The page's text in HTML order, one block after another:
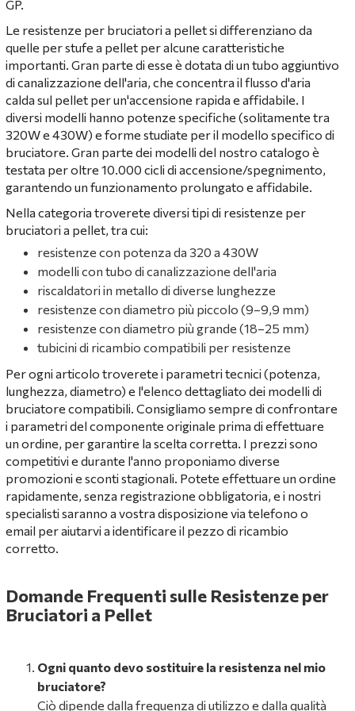
GP.
Le resistenze per bruciatori a pellet si differenziano da
quelle per stufe a pellet per alcune caratteristiche
importanti. Gran parte di esse è dotata di un tubo aggiuntivo
di canalizzazione dell'aria, che concentra il flusso d'aria
calda sul pellet per un'accensione rapida e affidabile. I
diversi modelli hanno potenze specifiche (solitamente tra
320W e 430W) e forme studiate per il modello specifico di
bruciatore. Gran parte dei modelli del nostro catalogo è
testata per oltre 10.000 cicli di accensione/spegnimento,
garantendo un funzionamento prolungato e affidabile.
Nella categoria troverete diversi tipi di resistenze per
bruciatori a pellet, tra cui:
resistenze con potenza da 320 a 430W
modelli con tubo di canalizzazione dell'aria
riscaldatori in metallo di diverse lunghezze
resistenze con diametro più piccolo (9–9,9 mm)
resistenze con diametro più grande (18–25 mm)
tubicini di ricambio compatibili per resistenze
Per ogni articolo troverete i parametri tecnici (potenza,
lunghezza, diametro) e l'elenco dettagliato dei modelli di
bruciatore compatibili. Consigliamo sempre di confrontare
i parametri del componente originale prima di effettuare
un ordine, per garantire la scelta corretta. I prezzi sono
competitivi e durante l'anno proponiamo diverse
promozioni e sconti stagionali. Potete effettuare un ordine
rapidamente, senza registrazione obbligatoria, e i nostri
specialisti saranno a vostra disposizione via telefono o
email per aiutarvi a identificare il pezzo di ricambio
corretto.
Domande Frequenti sulle Resistenze per
Bruciatori a Pellet
Ogni quanto devo sostituire la resistenza nel mio
bruciatore?
Ciò dipende dalla frequenza di utilizzo e dalla qualità